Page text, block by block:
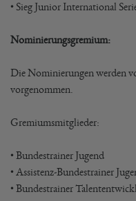
• Sieg Junior International
Nominierungsgremium:
Die Nominierungen werden
vorgenommen.
Gremiumsmitglieder:
• Bundestrainer Jugend
• Assistenz-Bundestrainer
• Bundestrainer